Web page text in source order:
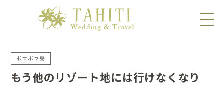
ボラボラ島
もう他のリゾート地には行けなくなり